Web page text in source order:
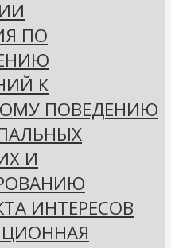
ПО
К
ПОВЕДЕНИЮ
И
ИНТЕРЕСОВ